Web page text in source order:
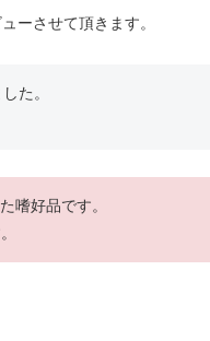
ーさせて頂きます。
た。
嗜好品です。